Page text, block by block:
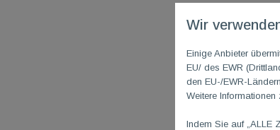
Wir
Einige Anbieter
EU/ des EWR
den EU-/EWR-
Weitere
Indem Sie auf „ALLE